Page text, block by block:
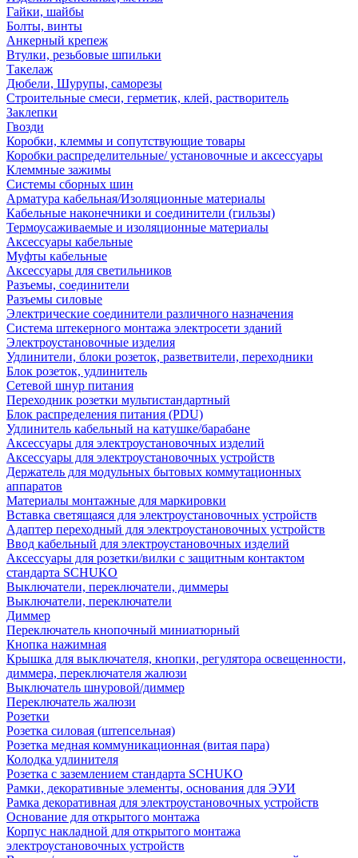
Гайки, шайбы
Болты, винты
Анкерный крепеж
Втулки, резьбовые шпильки
Такелаж
Дюбели, Шурупы, саморезы
Строительные смеси, герметик, клей, растворитель
Заклепки
Гвозди
Коробки, клеммы и сопутствующие товары
Коробки распределительные/ установочные и аксессуары
Клеммные зажимы
Системы сборных шин
Арматура кабельная/Изоляционные материалы
Кабельные наконечники и соединители (гильзы)
Термоусаживаемые и изоляционные материалы
Аксессуары кабельные
Муфты кабельные
Аксессуары для светильников
Разъемы, соединители
Разъемы силовые
Электрические соединители различного назначения
Система штекерного монтажа электросети зданий
Электроустановочные изделия
Удлинители, блоки розеток, разветвители, переходники
Блок розеток, удлинитель
Сетевой шнур питания
Переходник розетки мультистандартный
Блок распределения питания (PDU)
Удлинитель кабельный на катушке/барабане
Аксессуары для электроустановочных изделий
Аксессуары для электроустановочных устройств
Держатель для модульных бытовых коммутационных
аппаратов
Материалы монтажные для маркировки
Вставка светящаяся для электроустановочных устройств
Адаптер переходный для электроустановочных устройств
Ввод кабельный для электроустановочных изделий
Аксессуары для розетки/вилки с защитным контактом
стандарта SCHUKO
Выключатели, переключатели, диммеры
Выключатели, переключатели
Диммер
Переключатель кнопочный миниатюрный
Кнопка нажимная
Крышка для выключателя, кнопки, регулятора освещенности,
диммера, переключателя жалюзи
Выключатель шнуровой/диммер
Переключатель жалюзи
Розетки
Розетка силовая (штепсельная)
Розетка медная коммуникационная (витая пара)
Колодка удлинителя
Розетка с заземлением стандарта SCHUKO
Рамки, декоративные элементы, основания для ЭУИ
Рамка декоративная для электроустановочных устройств
Основание для открытого монтажа
Корпус накладной для открытого монтажа
электроустановочных устройств